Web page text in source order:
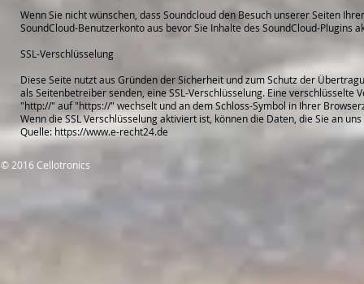
Wenn Sie nicht wünschen, dass Soundcloud den Besuch unserer Seiten
SoundCloud-Benutzerkonto aus bevor Sie Inhalte des SoundCloud-Plugins
SSL-Verschlüsselung
Diese Seite nutzt aus Gründen der Sicherheit und zum Schutz der
als Seitenbetreiber senden, eine SSL-Verschlüsselung. Eine
"http://" auf "https://" wechselt und an dem Schloss-Symbol in Ihrer
Wenn die SSL Verschlüsselung aktiviert ist, können die Daten, die Sie an
Quelle: https://www.e-recht24.de
© 2016 Cellotronics